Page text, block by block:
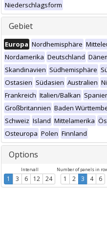
Niederschlagsform
Gebiet
Europa Nordhemisphäre
Nordamerika Deutschland
Skandinavien Südhemisphäre
Ostasien Südasien Australien
Frankreich Italien/Balkan
Großbritannien Baden
Schweiz Island Mittelamerika
Osteuropa Polen Finnland
Options
Intervall
1 3 6 12 24
Number of panels in
1 2 3 4 6